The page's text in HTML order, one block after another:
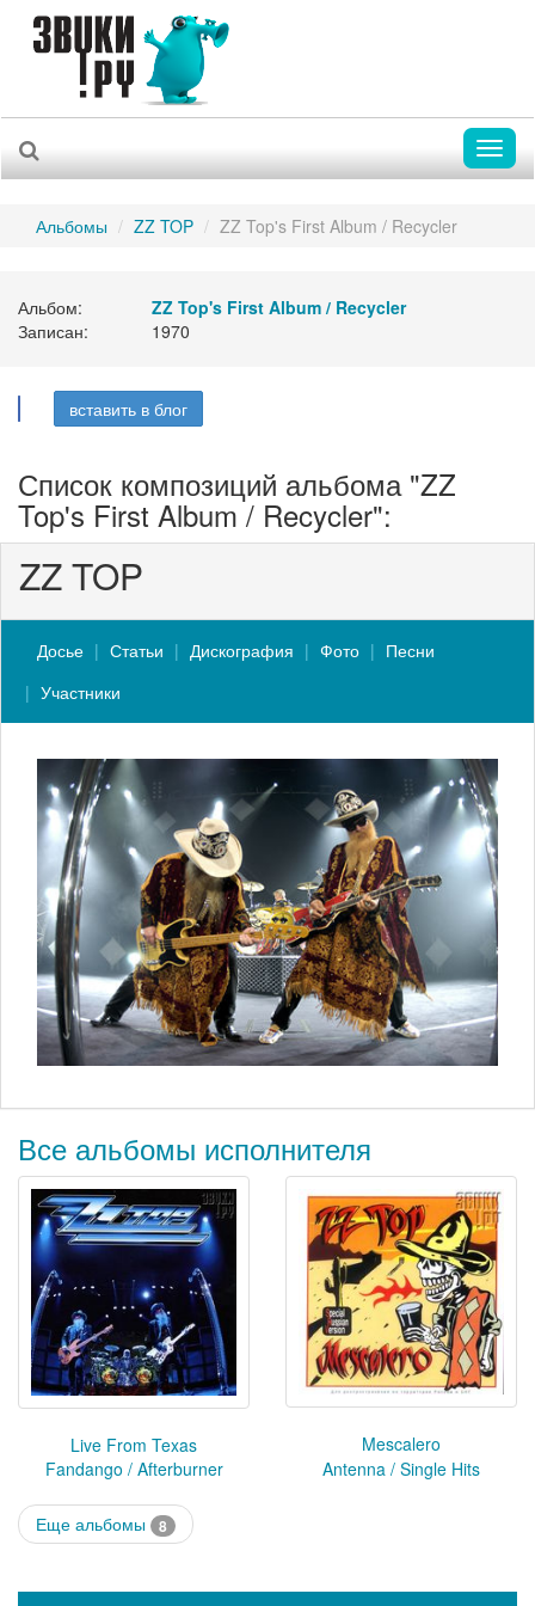
Альбомы ZZ TOP ZZ Top's First Album / Recycler
Альбом:
ZZ Top's First Album / Recycler
Записан:
1970
вставить в блог
Список композиций альбома "ZZ
Top's First Album / Recycler":
ZZ TOP
Досье Статьи Дискография Фото
Песни
Участники
Все альбомы исполнителя
Live From Texas
Mescalero
Fandango / Afterburner
Antenna / Single Hits
Еще альбомы 8